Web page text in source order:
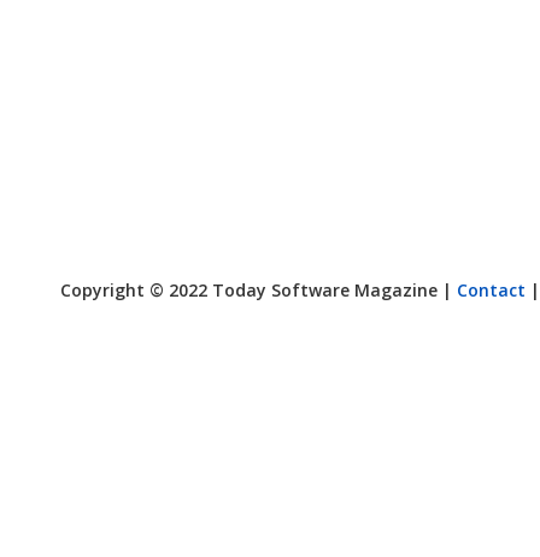
Copyright © 2022 Today Software Magazine | Contact